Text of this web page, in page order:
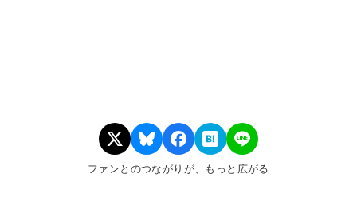
ファンとのつながりが、もっと広がる